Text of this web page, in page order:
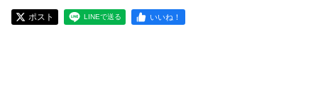
ポスト LINEで送る いいね！